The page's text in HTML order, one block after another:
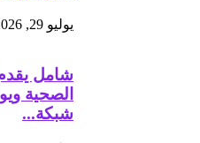
يوليو 29, 2026
شامل
الصحية
شبكة...